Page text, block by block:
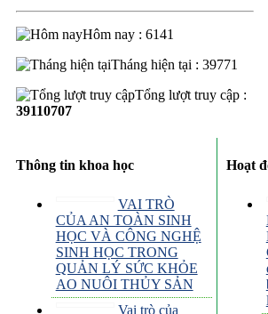
Hôm nay : 6141
Tháng hiện tại : 39771
Tổng lượt truy cập :
39110707
Thông tin khoa học
VAI TRÒ
CỦA AN TOÀN SINH
HỌC VÀ CÔNG NGHỆ
SINH HỌC TRONG
QUẢN LÝ SỨC KHỎE
AO NUÔI THỦY SẢN
Vai trò của
Hoạt